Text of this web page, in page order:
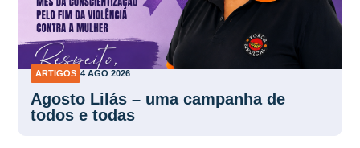
ARTIGOS 4 AGO 2026
Agosto Lilás – uma campanha de
todos e todas